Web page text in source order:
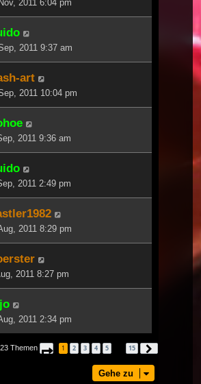
2011 6:04 pm
2011 9:37 am
art
2011 10:04 pm
2011 9:36 am
2011 2:49 pm
2011 8:29 pm
2011 8:27 pm
2011 2:34 pm
Themen Seite von 15
1 2 3 4 5 15
Gehe zu